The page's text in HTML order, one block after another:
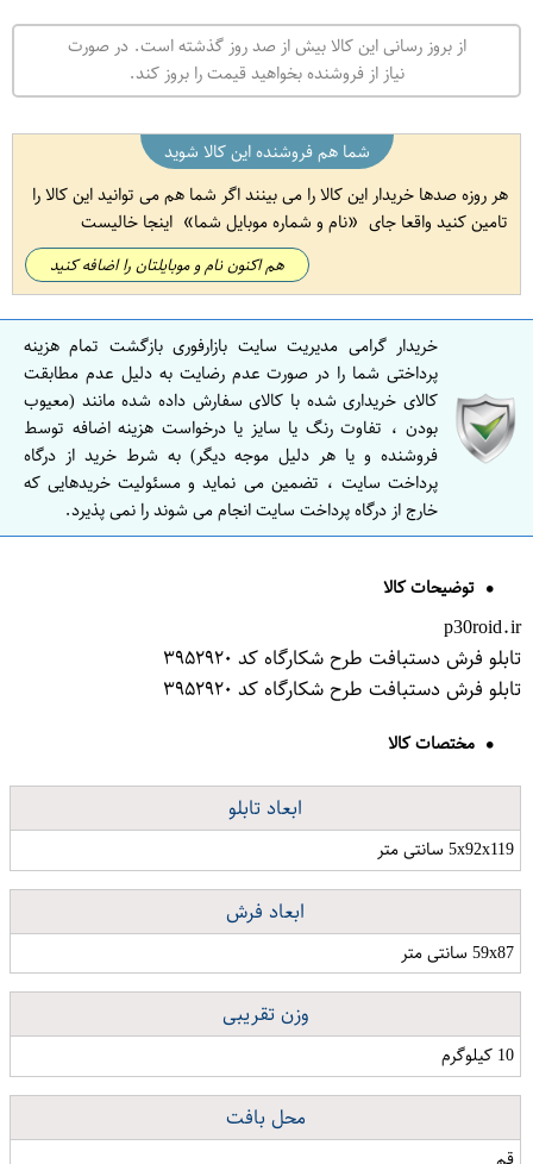
از بروز رسانی این کالا بیش از صد روز گذشته است. در صورت
نیاز از فروشنده بخواهید قیمت را بروز کند.
شما هم فروشنده این کالا شوید
هر روزه صدها خریدار این کالا را می بینند اگر شما هم می توانید این کالا را
تامین کنید واقعا جای
نام و شماره موبایل شما اینجا خالیست
هم اکنون نام و موبایلتان را اضافه کنید
خریدار گرامی مدیریت سایت بازارفوری بازگشت تمام هزینه
پرداختی شما را در صورت عدم رضایت به دلیل عدم مطابقت
کالای خریداری شده با کالای سفارش داده شده مانند (معیوب
بودن ، تفاوت رنگ یا سایز یا درخواست هزینه اضافه توسط
فروشنده و یا هر دلیل موجه دیگر) به شرط خرید از درگاه
پرداخت سایت ، تضمین می نماید و مسئولیت خریدهایی که
خارج از درگاه پرداخت سایت انجام می شوند را نمی پذیرد.
توضیحات کالا
p30roid.ir
تابلو فرش دستبافت طرح شکارگاه کد ۳۹۵۲۹۲۰
تابلو فرش دستبافت طرح شکارگاه کد ۳۹۵۲۹۲۰
مختصات کالا
ابعاد تابلو
5x92x119 سانتی متر
ابعاد فرش
59x87 سانتی متر
وزن تقریبی
10 کیلوگرم
محل بافت